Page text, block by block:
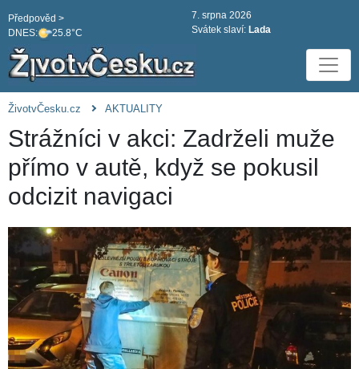
DNES: 25.8°C
Předpověd >
7. srpna 2026
Svátek slaví: Lada
ŽivotvČesku.cz AKTUALITY
Strážníci v akci: Zadrželi muže
přímo v autě, když se pokusil
odcizit navigaci